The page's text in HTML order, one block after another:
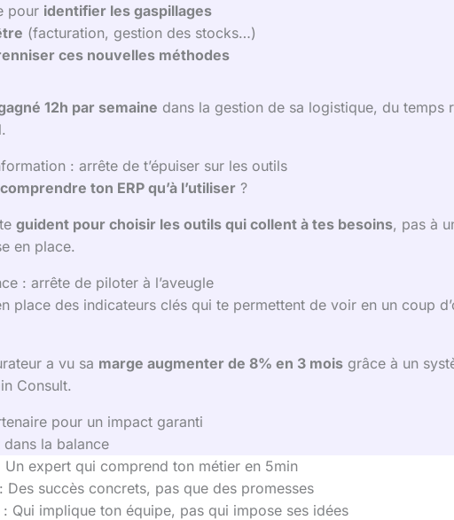
pour identifier les gaspillages
(facturation, gestion des stocks…)
ces nouvelles méthodes
12h par semaine dans la gestion de sa logistique, du temps
: arrête de t’épuiser sur les outils
ton ERP qu’à l’utiliser?
guident pour choisir les outils qui collent à tes besoins, pas à
en place.
: arrête de piloter à l’aveugle
place des indicateurs clés qui te permettent de voir en un coup
a vu sa marge augmenter de 8% en 3 moisgrâce à un
Consult.
pour un impact garanti
la balance
Un expert qui comprend ton métier en 5min
Des succès concrets, pas que des promesses
: Qui implique ton équipe, pas qui impose ses idées